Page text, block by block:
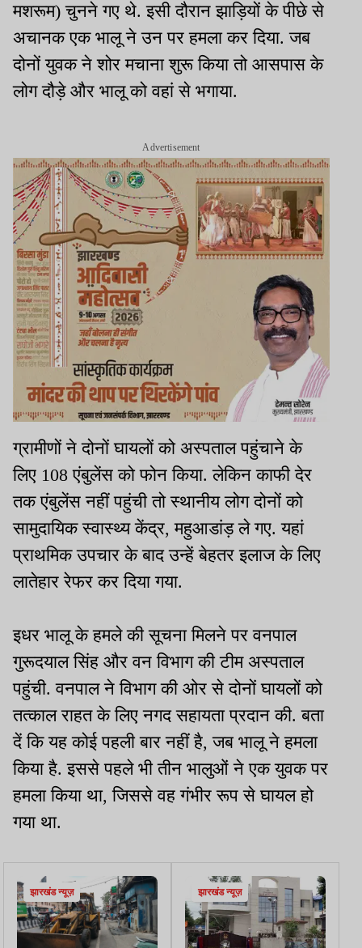
मशरूम) चुनने गए थे. इसी दौरान झाड़ियों के पीछे से
अचानक एक भालू ने उन पर हमला कर दिया. जब
दोनों युवक ने शोर मचाना शुरू किया तो आसपास के
लोग दौड़े और भालू को वहां से भगाया.
Advertisement
ग्रामीणों ने दोनों घायलों को अस्‍पताल पहुंचाने के
लिए 108 एंबुलेंस को फोन किया. लेकिन काफी देर
तक एंबुलेंस नहीं पहुंची तो स्‍थानीय लोग दोनों को
सामुदायिक स्वास्थ्य केंद्र, महुआडांड़ ले गए. यहां
प्राथमिक उपचार के बाद उन्‍हें बेहतर इलाज के लिए
लातेहार रेफर कर दिया गया.
इधर भालू के हमले की सूचना मिलने पर वनपाल
गुरूदयाल सिंह और वन विभाग की टीम अस्पताल
पहुंची. वनपाल ने विभाग की ओर से दोनों घायलों को
तत्काल राहत के लिए नगद सहायता प्रदान की. बता
दें कि यह कोई पहली बार नहीं है, जब भालू ने हमला
किया है. इससे पहले भी तीन भालुओं ने एक युवक पर
हमला किया था, जिससे वह गंभीर रूप से घायल हो
गया था.
झारखंड न्यूज़ झारखंड न्यूज़